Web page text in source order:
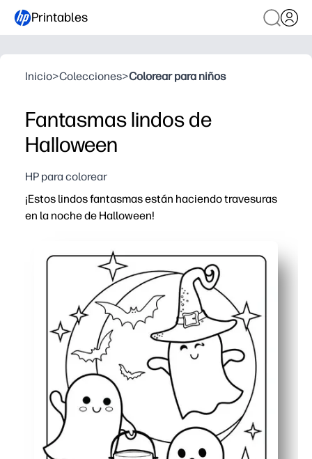
Printables
Inicio>Colecciones>Colorear para niños
Fantasmas lindos de
Halloween
HP para colorear
¡Estos lindos fantasmas están haciendo travesuras
en la noche de Halloween!
Imprime y listo: puedes organizar una actividad
Mantiene a los niños ocupados. Despierta la
tarjetas o bolsas de regalos
para darle un toque instantáneo a
Halloween